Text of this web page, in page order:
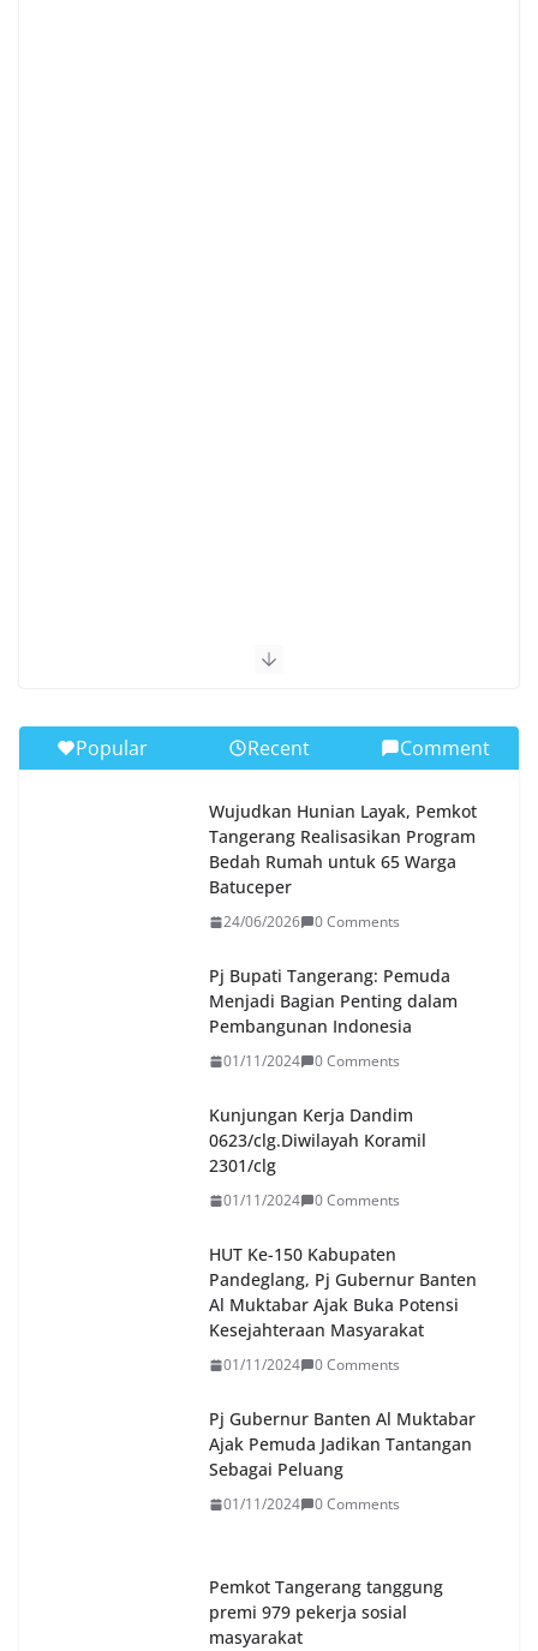
Popular Recent Comment
Wujudkan Hunian Layak, Pemkot
Tangerang Realisasikan Program
Bedah Rumah untuk 65 Warga
Batuceper
24/06/2026 0 Comments
Pj Bupati Tangerang: Pemuda
Menjadi Bagian Penting dalam
Pembangunan Indonesia
01/11/2024 0 Comments
Kunjungan Kerja Dandim
0623/clg.Diwilayah Koramil
2301/clg
01/11/2024 0 Comments
HUT Ke-150 Kabupaten
Pandeglang, Pj Gubernur Banten
Al Muktabar Ajak Buka Potensi
Kesejahteraan Masyarakat
01/11/2024 0 Comments
Pj Gubernur Banten Al Muktabar
Ajak Pemuda Jadikan Tantangan
Sebagai Peluang
01/11/2024 0 Comments
Pemkot Tangerang tanggung
premi 979 pekerja sosial
masyarakat